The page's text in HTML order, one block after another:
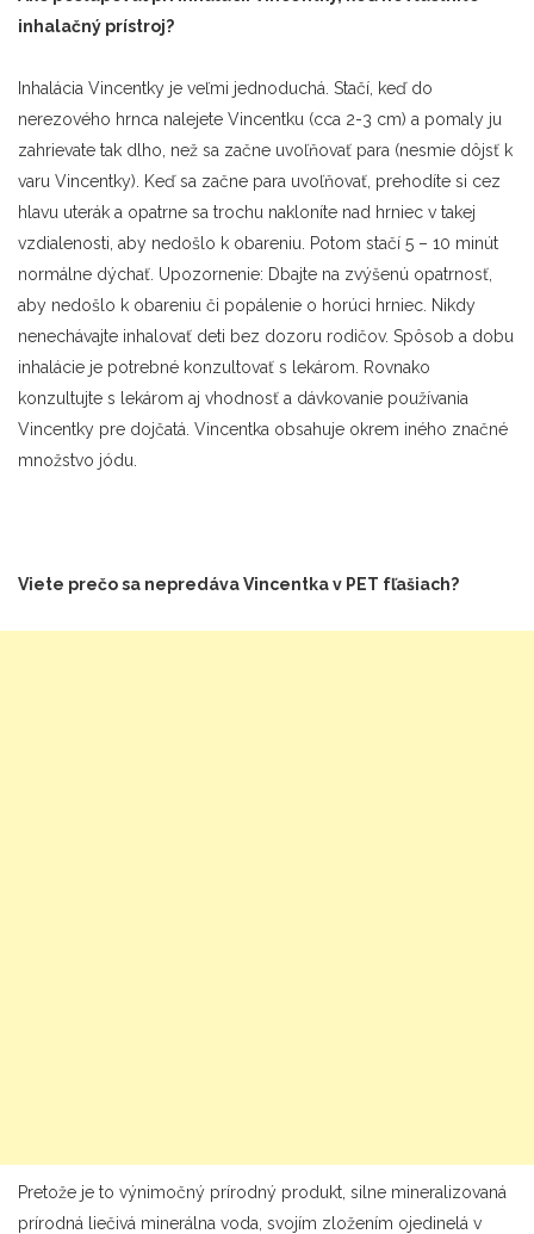
inhalačný prístroj?
Inhalácia Vincentky je veľmi jednoduchá. Stačí, keď do
nerezového hrnca nalejete Vincentku (cca 2-3 cm) a pomaly ju
zahrievate tak dlho, než sa začne uvoľňovať para (nesmie dôjsť k
varu Vincentky). Keď sa začne para uvoľňovať, prehodíte si cez
hlavu uterák a opatrne sa trochu nakloníte nad hrniec v takej
vzdialenosti, aby nedošlo k obareniu. Potom stačí 5 – 10 minút
normálne dýchať. Upozornenie: Dbajte na zvýšenú opatrnosť,
aby nedošlo k obareniu či popálenie o horúci hrniec. Nikdy
nenechávajte inhalovať deti bez dozoru rodičov. Spôsob a dobu
inhalácie je potrebné konzultovať s lekárom. Rovnako
konzultujte s lekárom aj vhodnosť a dávkovanie používania
Vincentky pre dojčatá. Vincentka obsahuje okrem iného značné
množstvo jódu.
Viete prečo sa nepredáva Vincentka v PET fľašiach?
Pretože je to výnimočný prírodný produkt, silne mineralizovaná
prírodná liečivá minerálna voda, svojím zložením ojedinelá v